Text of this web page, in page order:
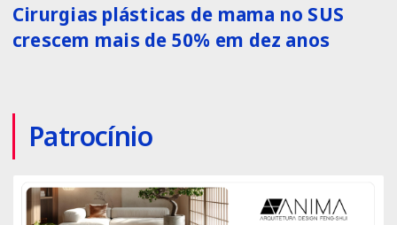
Cirurgias plásticas de mama no SUS
crescem mais de 50% em dez anos
Patrocínio